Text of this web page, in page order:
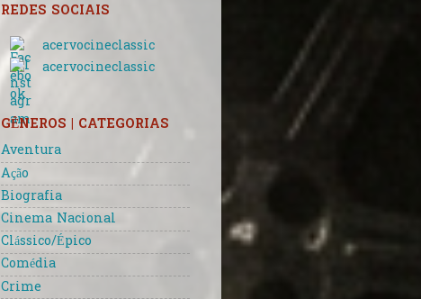
REDES SOCIAIS
acervocineclassic
acervocineclassic
GÊNEROS | CATEGORIAS
Aventura
Ação
Biografia
Cinema Nacional
Clássico/Épico
Comédia
Crime